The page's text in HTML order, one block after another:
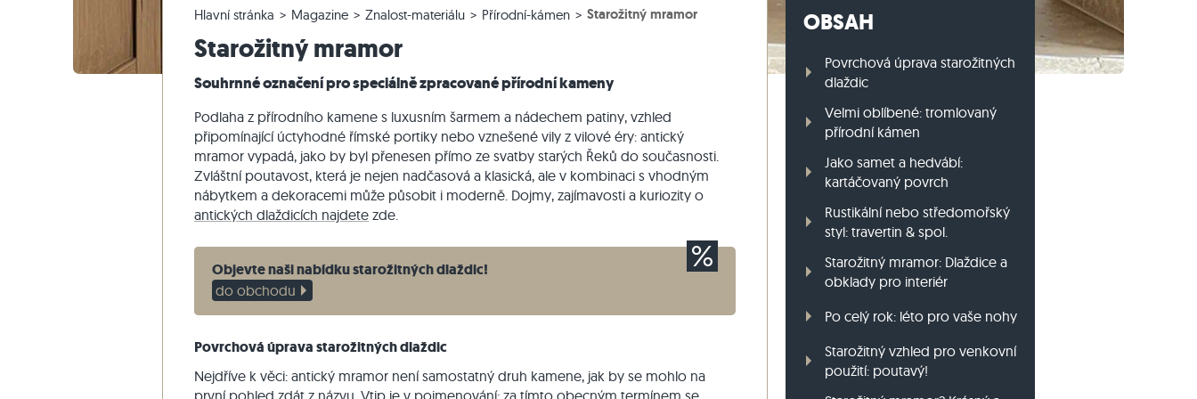
Křemencové dlažby
Mramorové dlažby
Starožitné dlažby
Béžové dlažby
Šedé dlažby
Vápencové venkovní dlažby
Mramorové venkovní dlažby
Křemenné venkovní dlažby
Čedičové venkovní dlažby
Polygonální venkovní dlažby
Béžová terasová dlažby
Šedé terasové dlažby
Dlažební kostky vápenec
Schodišťové bloky z ruly
Schodišťové bloky z vápence
Zdicí kámen travertin Travníkový obrubník z ruly
Reklamace a změna objednávky
Změna a zrušení objednávky
Vzorové odeslání
Panoramatická prohlídka
Styly bydlení
Mramor
Quartzite
Travertin
Hlavní stránka Magazine Znalost-materiálu Přírodní-kámen Starožitný mramor
Starožitný mramor
Souhrnné označení pro speciálně zpracované přírodní kameny
Podlaha z přírodního kamene s luxusním šarmem a nádechem patiny, vzhled
připomínající úctyhodné římské portiky nebo vznešené vily z vilové éry: antický
mramor vypadá, jako by byl přenesen přímo ze svatby starých Řeků do současnosti.
Zvláštní poutavost, která je nejen nadčasová a klasická, ale v kombinaci s vhodným
nábytkem a dekoracemi může působit i moderně. Dojmy, zajímavosti a kuriozity o
antických dlaždicích najdetezde.
Objevte naši nabídku starožitných dlaždic!
do obchodu
Povrchová úprava starožitných dlaždic
Nejdříve k věci: antický mramor není samostatný druh kamene, jak by se mohlo na
první pohled zdát z názvu. Vtip je v pojmenování: za tímto obecným termínem se
OBSAH
Povrchová úprava starožitných
dlaždic
Velmi oblíbené: tromlovaný
přírodní kámen
Jako samet a hedvábí:
kartáčovaný povrch
Rustikální nebo středomořský
styl: travertin & spol.
Starožitný mramor: Dlaždice a
obklady pro interiér
Po celý rok: léto pro vaše nohy
Starožitný vzhled pro venkovní
použití: poutavý!